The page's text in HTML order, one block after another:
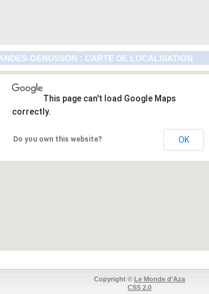
GENUSSON : CARTE DE LOCALISATION
This page can't load Google Maps
correctly.
Do you own this website? OK
Copyright © Le Monde d'Aza
CSS 2.0